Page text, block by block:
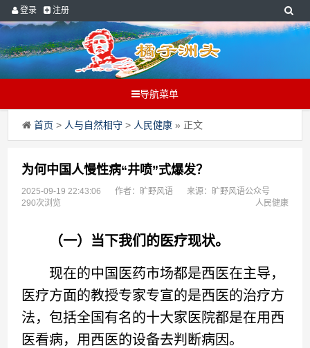
登录 注册
导航菜单
首页 > 人与自然相守 > 人民健康 » 正文
为何中国人慢性病“井喷”式爆发？
2025-09-19 22:43:06 作者：旷野风语
来源：旷野风语公众号
290次浏览
人民健康
（一）当下我们的医疗现状。
现在的中国医药市场都是西医在主导，
医疗方面的教授专家专宣的是西医的治疗方
法，包括全国有名的十大家医院都是在用西
医看病，用西医的设备去判断病因。